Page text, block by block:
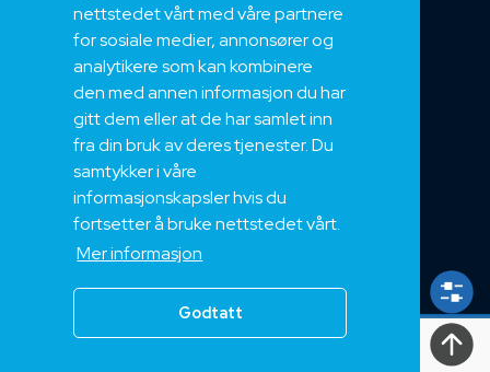
nettstedet vårt med våre partnere
for sosiale medier, annonsører og
analytikere som kan kombinere
den med annen informasjon du har
gitt dem eller at de har samlet inn
fra din bruk av deres tjenester. Du
samtykker i våre
informasjonskapsler hvis du
fortsetter å bruke nettstedet vårt.
Mer informasjon
Godtatt
Om oss
Bærekraft og Åpenhet
Jobb hos oss
Sertifiseringer
Support
Teknisk
Eksport
Salgs og Leveringsbetingelser
rettigheter2024, Nek Kabel AS 2024